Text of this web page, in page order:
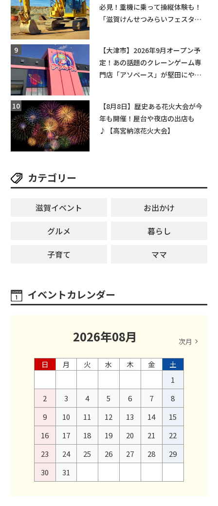
必見！重機に乗って操縦体験も！
「滋賀けんせつみらいフェスタ
【大津市】2026年9月オープン予
定！あの話題のクレーンゲーム専
門店「アソベース」が堅田にやっ
【8月8日】歴史ある花火大会が今
年も開催！屋台や夜店の出店も
♪【高宮納涼花火大会】
カテゴリー
滋賀イベント
お出かけ
グルメ
暮らし
子育て
ママ
イベントカレンダー
2026年08月 次月
日 月 火 水 木 金
土
1
2
3 4 5 6 7
8
9
10 11 12 13 14
15
16
17 18 19 20 21
22
23
24 25 26 27 28
29
30
31